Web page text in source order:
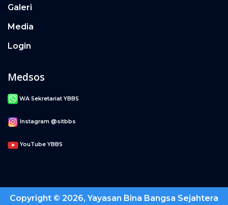
Galeri
Media
Login
Medsos
WA Sekretariat YBBS
Instagram @sitbbs
YouTube YBBS
Copyright © 2026, Yayasan Bina Bangsa Sejahtera